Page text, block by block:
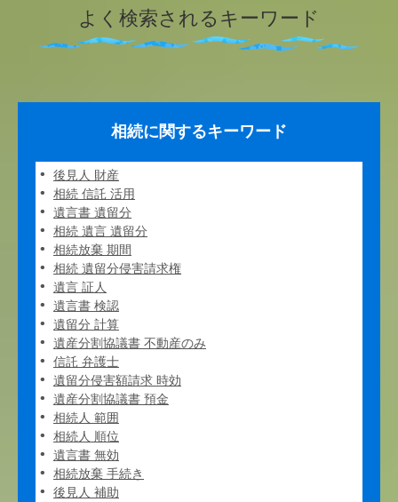
よく検索されるキーワード
相続に関するキーワード
後見人 財産
相続 信託 活用
遺言書 遺留分
相続 遺言 遺留分
相続放棄 期間
相続 遺留分侵害請求権
遺言 証人
遺言書 検認
遺留分 計算
遺産分割協議書 不動産のみ
信託 弁護士
遺留分侵害額請求 時効
遺産分割協議書 預金
相続人 範囲
相続人 順位
遺言書 無効
相続放棄 手続き
後見人 補助